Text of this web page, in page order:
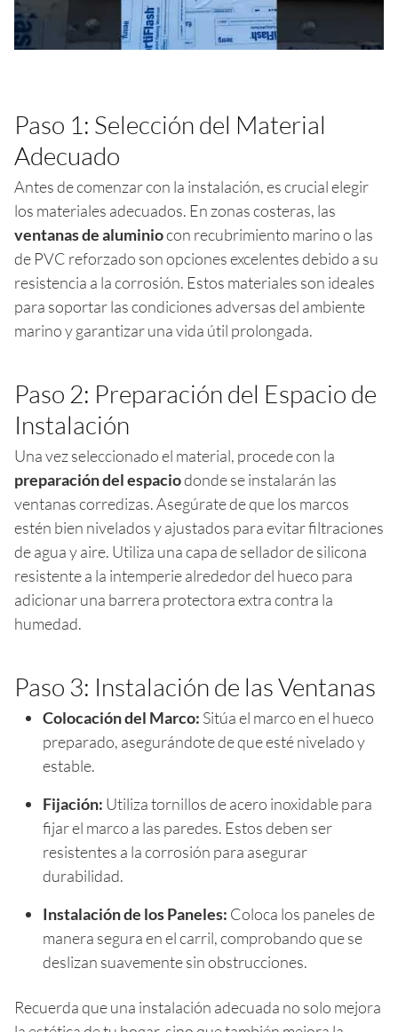
Paso 1: Selección del Material
Adecuado
Antes de comenzar con la instalación, es crucial elegir
los materiales adecuados. En zonas costeras, las
ventanas de aluminiocon recubrimiento marino o las
de PVC reforzado son opciones excelentes debido a su
resistencia a la corrosión. Estos materiales son ideales
para soportar las condiciones adversas del ambiente
marino y garantizar una vida útil prolongada.
Paso 2: Preparación del Espacio de
Instalación
Una vez seleccionado el material, procede con la
preparación del espaciodonde se instalarán las
ventanas corredizas. Asegúrate de que los marcos
estén bien nivelados y ajustados para evitar filtraciones
de agua y aire. Utiliza una capa de sellador de silicona
resistente a la intemperie alrededor del hueco para
adicionar una barrera protectora extra contra la
humedad.
Paso 3: Instalación de las Ventanas
Colocación del Marco: Sitúa el marco en el hueco
preparado, asegurándote de que esté nivelado y
estable.
Fijación: Utiliza tornillos de acero inoxidable para
fijar el marco a las paredes. Estos deben ser
resistentes a la corrosión para asegurar
durabilidad.
Instalación de los Paneles: Coloca los paneles de
manera segura en el carril, comprobando que se
deslizan suavemente sin obstrucciones.
Recuerda que una instalación adecuada no solo mejora